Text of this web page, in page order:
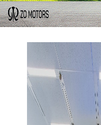
日本华侨报报道组 华
《人民日报海外版》日本月刊